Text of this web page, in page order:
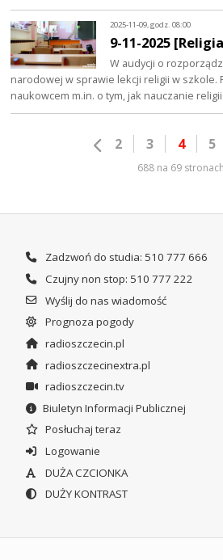
2025-11-09, godz. 08:00
9-11-2025
W audycji o
narodowej w sprawie lekcji religii w szkole.
naukowcem m.in. o tym, jak nauczanie
2 3 4 5
688 na 69 stronach
Zadzwoń do studia: 510 777 666
Czujny non stop: 510 777 222
Wyślij do nas wiadomość
Prognoza pogody
radioszczecin.pl
radioszczecinextra.pl
radioszczecin.tv
Biuletyn Informacji Publicznej
Posłuchaj teraz
Logowanie
DUŻA CZCIONKA
DUŻY KONTRAST